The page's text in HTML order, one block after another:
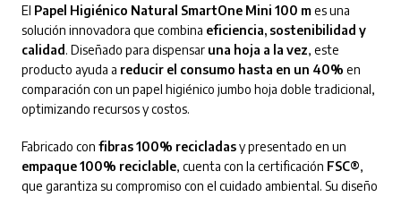
El Papel Higiénico Natural SmartOne Mini 100 mes una
solución innovadora que combina eficiencia, sostenibilidad y
calidad . Diseñado para dispensar una hoja a la vez, este
producto ayuda a reducir el consumo hasta en un 40% en
comparación con un papel higiénico jumbo hoja doble tradicional,
optimizando recursos y costos.
Fabricado con fibras 100% recicladasy presentado en un
empaque 100% reciclable, cuenta con la certificación FSC®,
que garantiza su compromiso con el cuidado ambiental. Su diseño